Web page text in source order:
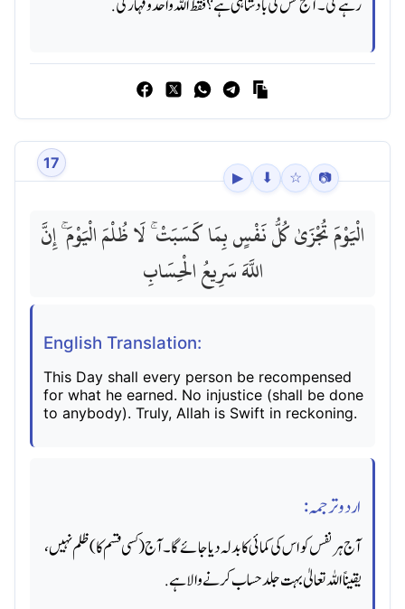
رہے گی۔ آج کس کی بادشاہی ہے؟ فقط اللہ واحد و قہار کی.
17
▶ ⬇ ☆ 📷
الْيَوْمَ تُجْزَىٰ كُلُّ نَفْسٍ بِمَا كَسَبَتْ ۚ لَا ظُلْمَ الْيَوْمَ ۚ إِنَّ
اللَّهَ سَرِيعُ الْحِسَابِ
English Translation:
This Day shall every person be recompensed
for what he earned. No injustice (shall be done
to anybody). Truly, Allah is Swift in reckoning.
اردو ترجمہ:
آج ہر نفس کو اس کی کمائی کا بدلہ دیا جائے گا۔ آج (کسی قسم کا) ظلم نہیں،
یقیناً اللہ تعالیٰ بہت جلد حساب کرنے والا ہے.